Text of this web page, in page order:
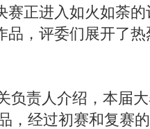
赛正进入如火如荼
品，评委们展开了
责人介绍，本届大
，经过初赛和复赛